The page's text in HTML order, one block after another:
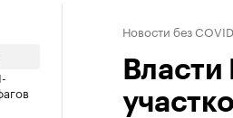
Новости без